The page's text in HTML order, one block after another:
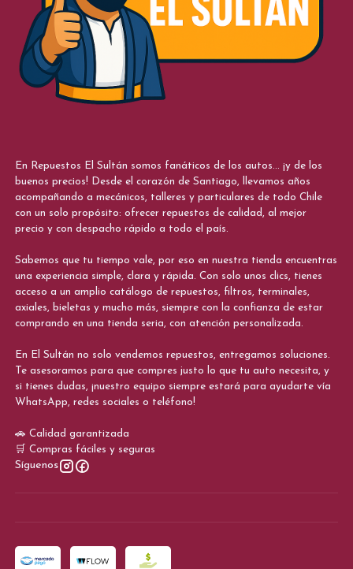
En Repuestos El Sultán somos fanáticos de los autos... ¡y de los
buenos precios! Desde el corazón de Santiago, llevamos años
acompañando a mecánicos, talleres y particulares de todo Chile
con un solo propósito: ofrecer repuestos de calidad, al mejor
precio y con despacho rápido a todo el país.
Sabemos que tu tiempo vale, por eso en nuestra tienda encuentras
una experiencia simple, clara y rápida. Con solo unos clics, tienes
acceso a un amplio catálogo de repuestos, filtros, terminales,
axiales, bieletas y mucho más, siempre con la confianza de estar
comprando en una tienda seria, con atención personalizada.
En El Sultán no solo vendemos repuestos, entregamos soluciones.
Te asesoramos para que compres justo lo que tu auto necesita, y
si tienes dudas, ¡nuestro equipo siempre estará para ayudarte vía
WhatsApp, redes sociales o teléfono!
🚗 Calidad garantizada
🛒 Compras fáciles y seguras
Síguenos